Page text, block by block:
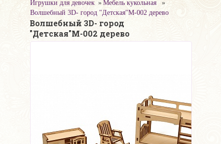
Игрушки для девочек
Мебель кукольная
Волшебный 3D- город "Детская"М-002 дерево
Волшебный 3D- город
"Детская"М-002 дерево